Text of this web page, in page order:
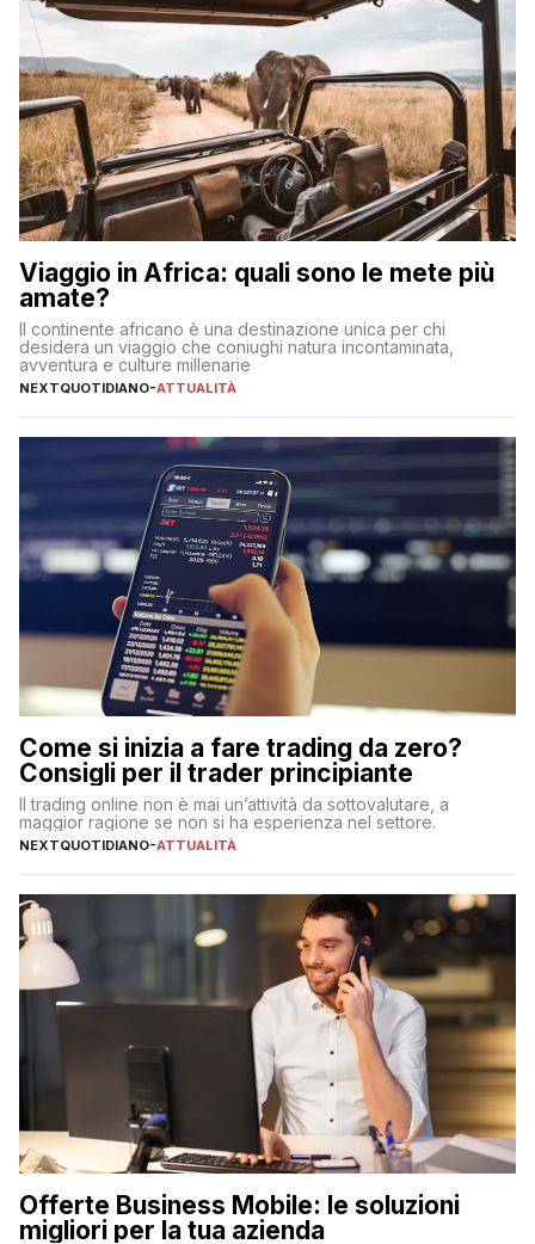
Viaggio in Africa: quali sono le mete più
amate?
Il continente africano è una destinazione unica per chi
desidera un viaggio che coniughi natura incontaminata,
avventura e culture millenarie
NEXTQUOTIDIANO-ATTUALITÀ
Come si inizia a fare trading da zero?
Consigli per il trader principiante
Il trading online non è mai un’attività da sottovalutare, a
maggior ragione se non si ha esperienza nel settore.
NEXTQUOTIDIANO-ATTUALITÀ
Offerte Business Mobile: le soluzioni
migliori per la tua azienda